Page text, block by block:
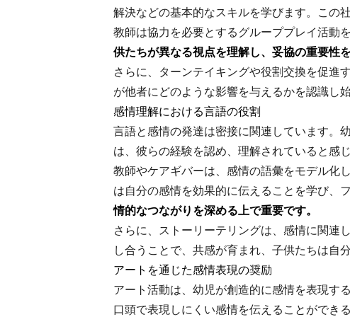
解決などの基本的なスキルを学びます。この
教師は協力を必要とするグループプレイ活動
供たちが異なる視点を理解し、妥協の重要性
さらに、ターンテイキングや役割交換を促進
が他者にどのような影響を与えるかを認識し
感情理解における言語の役割
言語と感情の発達は密接に関連しています。
は、彼らの経験を認め、理解されていると感
教師やケアギバーは、感情の語彙をモデル化
は自分の感情を効果的に伝えることを学び、
情的なつながりを深める上で重要です。
さらに、ストーリーテリングは、感情に関連
し合うことで、共感が育まれ、子供たちは自
アートを通じた感情表現の奨励
アート活動は、幼児が創造的に感情を表現す
口頭で表現しにくい感情を伝えることができ